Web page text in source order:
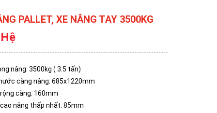
PALLET, XE NÂNG TAY 3500KG
nâng: 3500kg ( 3.5 tấn)
càng nâng: 685x1220mm
càng: 160mm
nâng thấp nhất: 85mm